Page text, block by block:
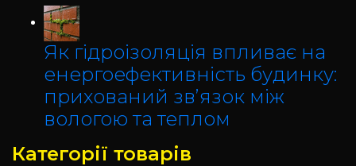
Як гідроізоляція впливає на
енергоефективність будинку:
прихований зв’язок між
вологою та теплом
Категорії товарів